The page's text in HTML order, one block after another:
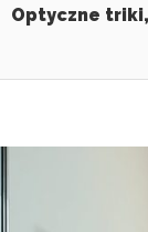
Optyczne